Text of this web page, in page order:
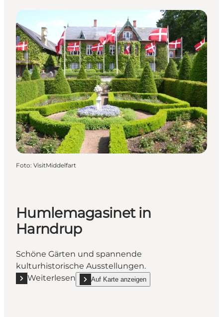
Foto: VisitMiddelfart
Humlemagasinet in
Harndrup
Schöne Gärten und spannende
kulturhistorische Ausstellungen.
Weiterlesen
Mehr erfahren "Humlemagasinet in Harndrup"
Auf Karte anzeigen
show Humlemagasinet in Harndrup on_map